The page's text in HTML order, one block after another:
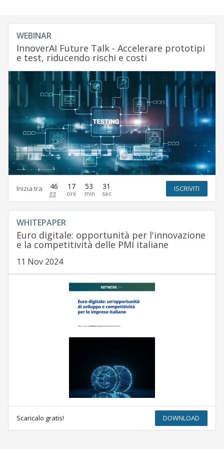
WEBINAR
InnoverAI Future Talk - Accelerare prototipi
e test, riducendo rischi e costi
Inizia tra 46 17 53 30 ISCRIVITI
WHITEPAPER
Euro digitale: opportunità per l'innovazione
e la competitività delle PMI italiane
11 Nov 2024
Scaricalo gratis! DOWNLOAD